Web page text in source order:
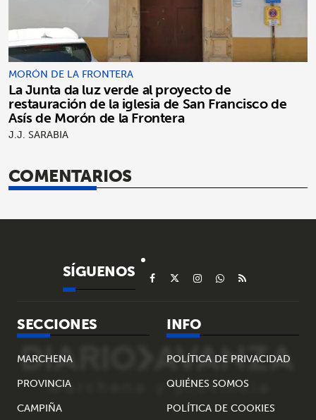
MORÓN DE LA FRONTERA
La Junta da luz verde al proyecto de
restauración de la iglesia de San Francisco de
Asís de Morón de la Frontera
J.J. SARABIA
COMENTARIOS
SÍGUENOS
SECCIONES
MARCHENA
PROVINCIA
CAMPIÑA
INFO
POLÍTICA DE PRIVACIDAD
QUIÉNES SOMOS
POLÍTICA DE COOKIES